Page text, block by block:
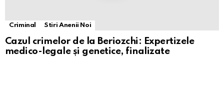
Criminal Stiri Anenii Noi
Cazul crimelor de la Beriozchi: Expertizele
medico-legale și genetice, finalizate